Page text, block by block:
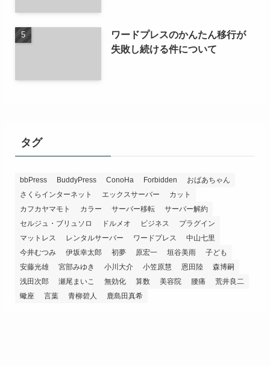
ワードプレスのかんたん移行が
失敗し続ける件について
タグ
bbPress BuddyPress ConoHa Forbidden
おばあちゃん
さくらインターネット
エックスサーバー
カット
カフカヤマモト
カラー サーバー移転
サーバー解約
セルジュ・ブリュソロ
ドルメオ ビジネス
プラグイン
マットレス
レンタルサーバー ワードプレス
中山七里
今井むつみ
伊坂幸太郎 初夢 原宏一 垣谷美雨
子ども
安藤光雄
宮部みゆき 小川大介 小笠原慧 恩田陸
森博嗣
浅田次郎
瀬尾まいこ 無効化 算数 美容院 腰痛
荒井良二
蠍座
言葉 青柳碧人 鹿島田真希